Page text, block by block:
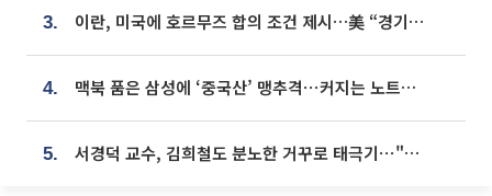
3. 이란, 미국에 호르무즈 합의 조건 제시…美 “경기 아직 안 끝나” [종합]
4. 맥북 품은 삼성에 ‘중국산’ 맹추격⋯커지는 노트북 OLED 시장
5. 서경덕 교수, 김희철도 분노한 거꾸로 태극기⋯"엉터리는 아냐, 아쉬울 뿐"